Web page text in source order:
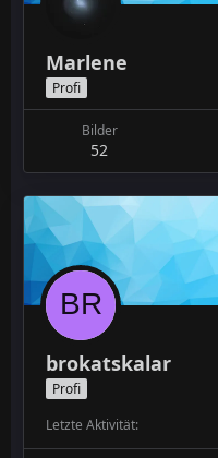
Marlene
Profi
Bilder
52
brokatskalar
Profi
Letzte Aktivität